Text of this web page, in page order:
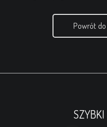
Powrót